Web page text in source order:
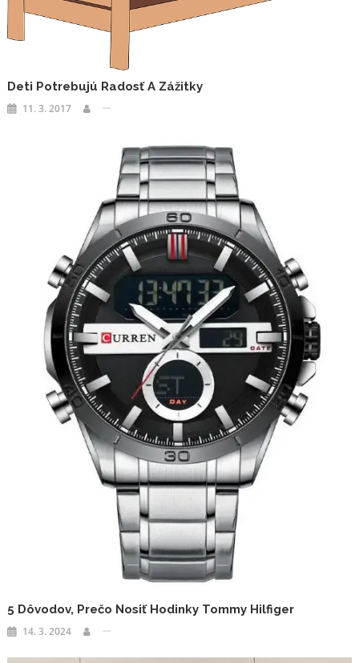
Deti Potrebujú Radosť A Zážitky
11. 3. 2017
5 Dôvodov, Prečo Nosiť Hodinky Tommy Hilfiger
14. 3. 2024